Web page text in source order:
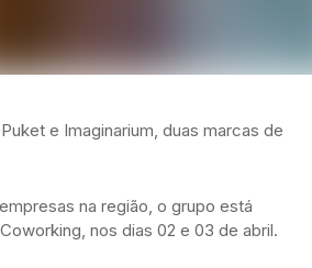
e Imaginarium, duas marcas de
na região, o grupo está
nos dias 02 e 03 de abril.